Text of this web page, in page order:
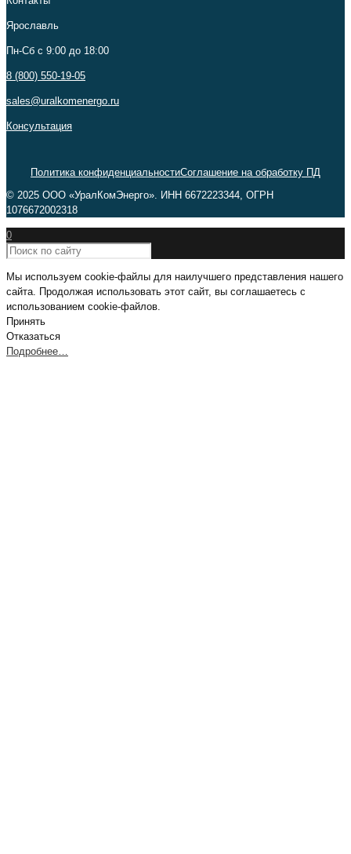
Ярославль
Пн-Сб c 9:00 до 18:00
8 (800) 550-19-05
sales@uralkomenergo.ru
Консультация
Политика конфиденциальностиСоглашение на обработку ПД
© 2025 ООО «УралКомЭнерго». ИНН 6672223344, ОГРН
1076672002318
0
Мы используем cookie-файлы для наилучшего представления нашего
сайта. Продолжая использовать этот сайт, вы соглашаетесь с
использованием cookie-файлов.
Принять
Отказаться
Подробнее…